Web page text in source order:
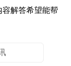
容解答希望能帮